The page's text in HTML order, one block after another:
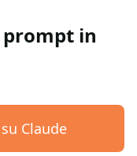
prompt in
Claude